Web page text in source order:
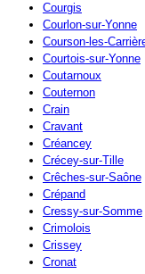
Courgis
Courlon-sur-Yonne
Courson-les-
Courtois-sur-Yonne
Coutarnoux
Couternon
Crain
Cravant
Créancey
Crécey-sur-Tille
Crêches-sur-Saône
Crépand
Cressy-sur-Somme
Crimolois
Crissey
Cronat